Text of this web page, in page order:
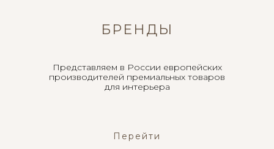
Перейти
Представляем в России европейских
производителей премиальных товаров
для интерьера
БРЕНДЫ